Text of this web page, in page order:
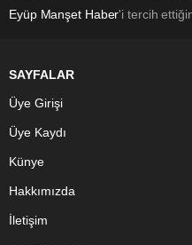
Eyüp Manşet Haber'i tercih
SAYFALAR
Üye Girişi
Üye Kaydı
Künye
Hakkımızda
İletişim